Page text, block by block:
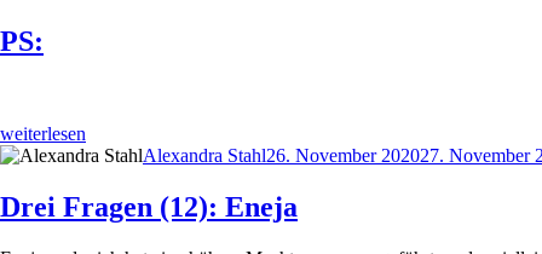
PS:
„PS:“
weiterlesen
Autor
Alexandra StahlVeröffentlicht
26. November 202027. November
Drei Fragen (12): Eneja